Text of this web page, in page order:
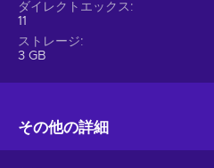
ダイレクトエックス
11
ストレージ
3 GB
その他の詳細